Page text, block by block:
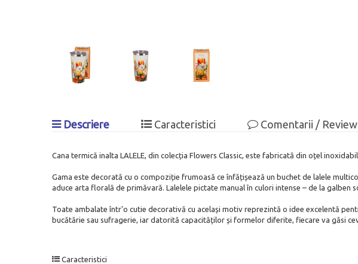
Descriere Caracteristici Comentarii /
Cana termică inalta LALELE, din colecția Flowers Classic, este fabricată din oțel
Gama este decorată cu o compoziție frumoasă ce înfățișează un buchet de lalele
aduce arta florală de primăvară. Lalelele pictate manual în culori intense – de la
Toate ambalate într'o cutie decorativă cu același motiv reprezintă o idee excelentă
bucătărie sau sufragerie, iar datorită capacităților și formelor diferite, fiecare va găsi
Caracteristici